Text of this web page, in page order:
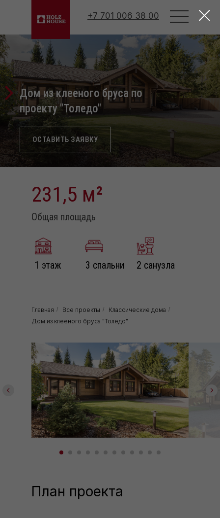
+7 701 006 38 00
Html code will be here
Дом из клееного бруса по
проекту "Толедо"
ОСТАВИТЬ ЗАЯВКУ
231,5 м²
Общая площадь
1 этаж 3 спальни 2 санузла
Главная / Все проекты / Классические дома /
Дом из клееного бруса "Толедо"
План проекта